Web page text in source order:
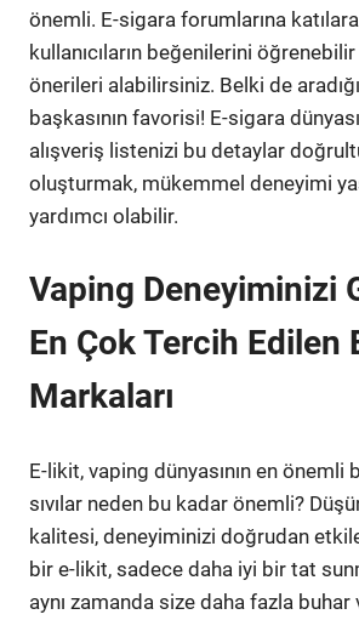
önemli. E-sigara forumlarına
kullanıcıların beğenilerini
önerileri alabilirsiniz. Belki de
başkasının favorisi! E-sigara
alışveriş listenizi bu detaylar
oluşturmak, mükemmel deneyimi
yardımcı olabilir.
Vaping Deneyiminizi
En Çok Tercih Edilen
Markaları
E-likit, vaping dünyasının en önemli
sıvılar neden bu kadar önemli?
kalitesi, deneyiminizi doğrudan
bir e-likit, sadece daha iyi bir tat
aynı zamanda size daha fazla